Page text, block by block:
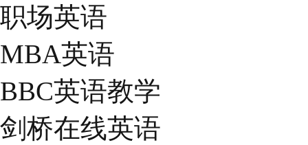
职场英语
MBA英语
BBC英语教学
剑桥在线英语